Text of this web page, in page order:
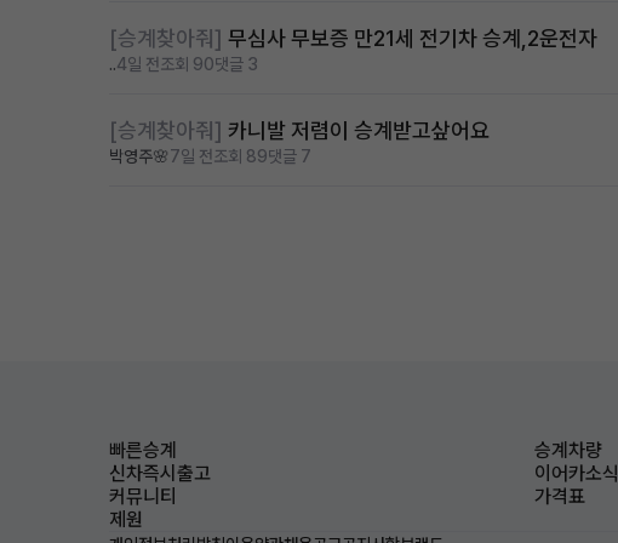
[승계찾아줘] 무심사 무보증 만21세 전기차 승계,2운전자
..4일 전조회 90댓글 3
[승계찾아줘] 카니발 저렴이 승계받고샆어요
박영주🌸7일 전조회 89댓글 7
빠른승계
승계차량
신차즉시출고
이어카소식
커뮤니티
가격표
제원